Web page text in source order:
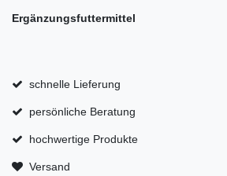
Ergänzungsfuttermittel
schnelle Lieferung
persönliche Beratung
hochwertige Produkte
Versand